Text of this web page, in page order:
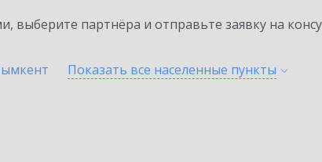
выберите партнёра и отправьте заявку на
Показать все населенные пункты